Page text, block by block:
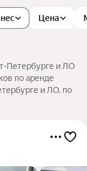
Цена
Петербурге и ЛО
по аренде
и ЛО. по